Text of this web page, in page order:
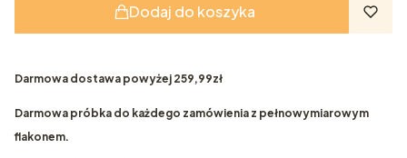
Dodaj do koszyka
Darmowa dostawa powyżej 259,99zł
Darmowa próbka do każdego zamówienia z pełnowymiarowym
flakonem.